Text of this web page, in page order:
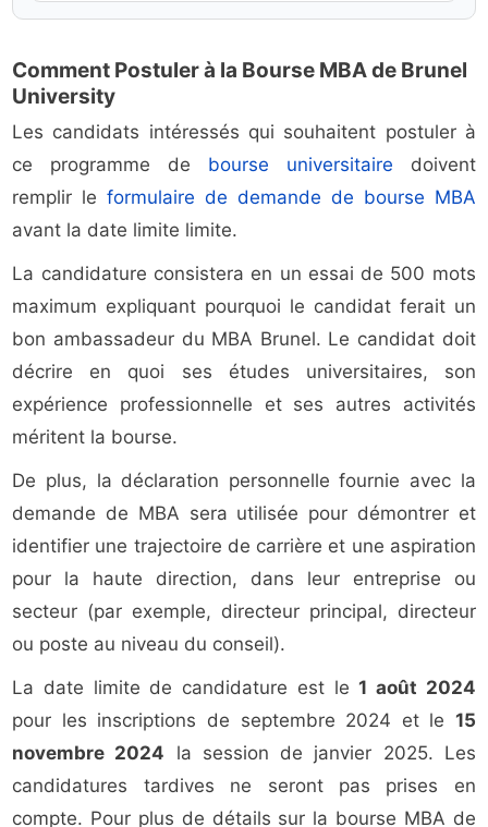
Comment Postuler à la Bourse MBA de Brunel
University
Les candidats intéressés qui souhaitent postuler à
ce programme de bourse universitaire doivent
remplir leformulaire de demande de bourse MBA
avant la date limite limite.
La candidature consistera en un essai de 500 mots
maximum expliquant pourquoi le candidat ferait un
bon ambassadeur du MBA Brunel. Le candidat doit
décrire en quoi ses études universitaires, son
expérience professionnelle et ses autres activités
méritent la bourse.
De plus, la déclaration personnelle fournie avec la
demande de MBA sera utilisée pour démontrer et
identifier une trajectoire de carrière et une aspiration
pour la haute direction, dans leur entreprise ou
secteur (par exemple, directeur principal, directeur
ou poste au niveau du conseil).
La date limite de candidature est le1 août 2024
pour les inscriptions de septembre 2024 et le 15
novembre 2024 la session de janvier 2025. Les
candidatures tardives ne seront pas prises en
compte. Pour plus de détails sur la bourse MBA de